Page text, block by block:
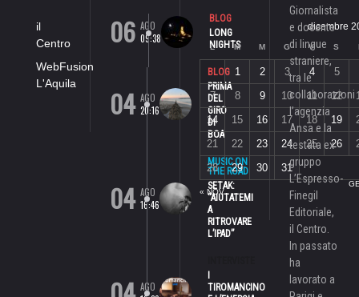
il
Centro
WebFusion
L'Aquila
06 AGO
09:38
BLOG
LONG
NIGHTS
04 AGO
20:16
BLOG
PRIMA
DEL
GIRO
DI
BOA
04 AGO
16:46
MUSIC ON
THE ROAD
SETAK:
“AIUTATEMI
A
RITROVARE
L’IPAD”
AGO
TIROMANCINO
dicembre
L M M G V S
« NOV
1 2 3 4 5
7
8 9 10 11 12
14
15 16 17 18 19
21
22 23 24 25 26
28
29 30 31
Giornalista
e docente
di lingue
straniere,
tra le
collaborazioni
l’agenzia
Ansa e la
testata ex
gruppo
L’Espresso-
Finegil
Editoriale,
il Centro.
In passato
ha
lavorato a